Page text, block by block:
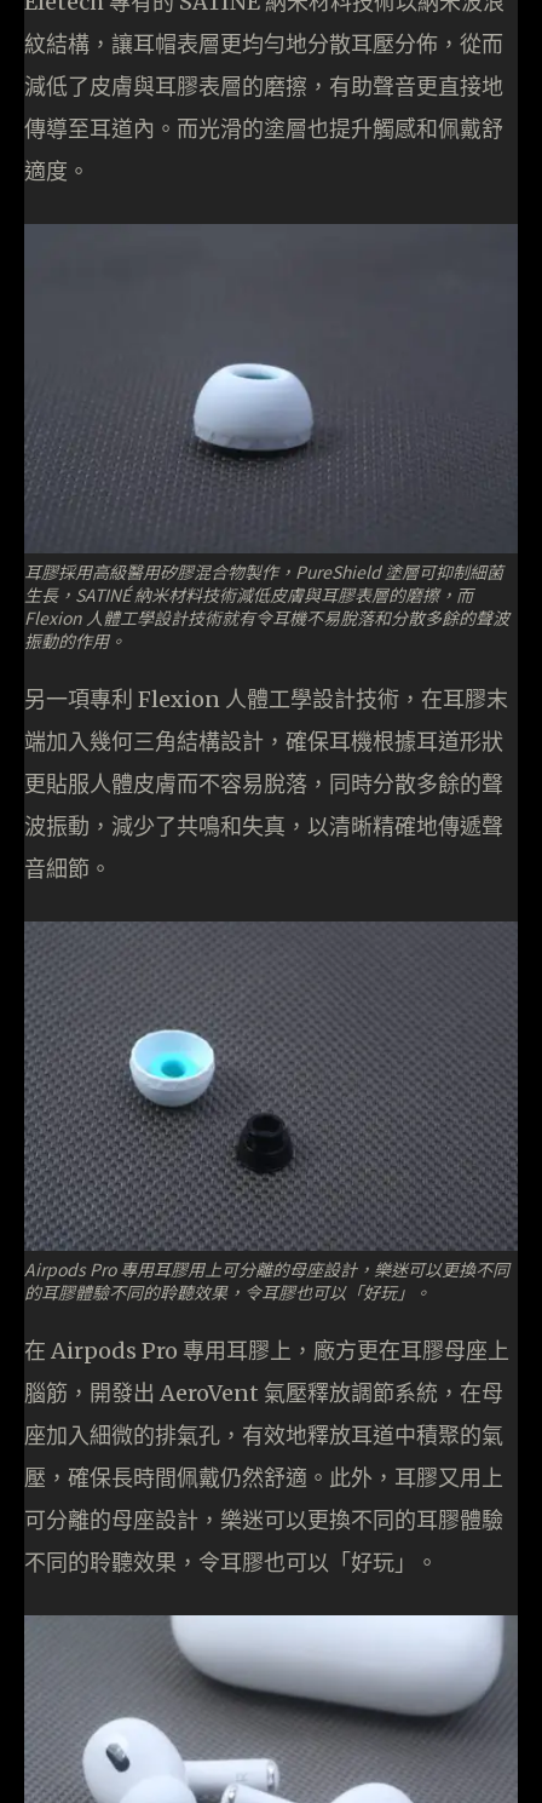
紋結構，讓耳帽表層更均勻地分散耳壓分佈，從而
減低了皮膚與耳膠表層的磨擦，有助聲音更直接地
傳導至耳道內。而光滑的塗層也提升觸感和佩戴舒
適度。
耳膠採用高級醫用矽膠混合物製作，PureShield 塗層可抑制細菌
生長，SATINÉ 納米材料技術減低皮膚與耳膠表層的磨擦，而
Flexion 人體工學設計技術就有令耳機不易脫落和分散多餘的聲波
振動的作用。
另一項專利 Flexion 人體工學設計技術，在耳膠末
端加入幾何三角結構設計，確保耳機根據耳道形狀
更貼服人體皮膚而不容易脫落，同時分散多餘的聲
波振動，減少了共鳴和失真，以清晰精確地傳遞聲
音細節。
Airpods Pro 專用耳膠用上可分離的母座設計，樂迷可以更換不同
的耳膠體驗不同的聆聽效果，令耳膠也可以「好玩」。
在 Airpods Pro 專用耳膠上，廠方更在耳膠母座上
腦筋，開發出 AeroVent 氣壓釋放調節系統，在母
座加入細微的排氣孔，有效地釋放耳道中積聚的氣
壓，確保長時間佩戴仍然舒適。此外，耳膠又用上
可分離的母座設計，樂迷可以更換不同的耳膠體驗
不同的聆聽效果，令耳膠也可以「好玩」。